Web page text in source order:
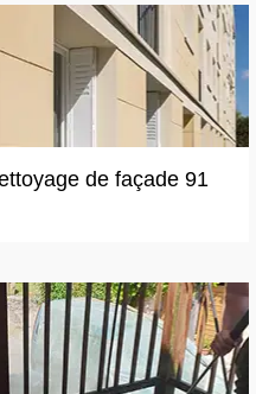
de façade 91